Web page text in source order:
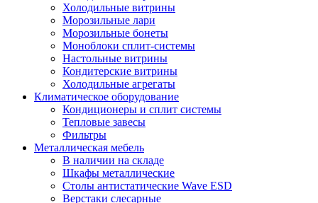
Холодильные витрины
Морозильные лари
Морозильные бонеты
Моноблоки сплит-системы
Настольные витрины
Кондитерские витрины
Холодильные агрегаты
Климатическое оборудование
Кондиционеры и сплит системы
Тепловые завесы
Фильтры
Металлическая мебель
В наличии на складе
Шкафы металлические
Столы антистатические Wave ESD
Верстаки слесарные